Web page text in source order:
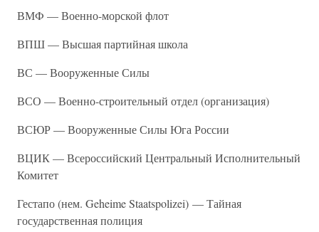
ВМФ — Военно-морской флот
ВПШ — Высшая партийная школа
ВС — Вооруженные Силы
ВСО — Военно-строительный отдел (организация)
ВСЮР — Вооруженные Силы Юга России
ВЦИК — Всероссийский Центральный Исполнительный
Комитет
Гестапо (нем. Geheime Staatspolizei) — Тайная
государственная полиция